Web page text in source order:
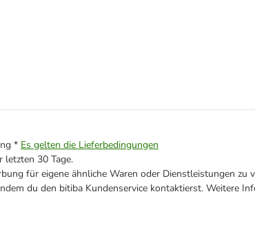
* Es gelten die Lieferbedingungen
letzten 30 Tage.
für eigene ähnliche Waren oder Dienstleistungen
du den bitiba Kundenservice kontaktierst. Weitere